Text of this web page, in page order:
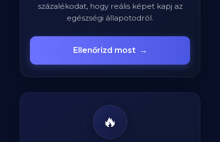
százalékodat, hogy reális képet kapj az
egészségi állapotodról.
Ellenőrizd most →
🔥